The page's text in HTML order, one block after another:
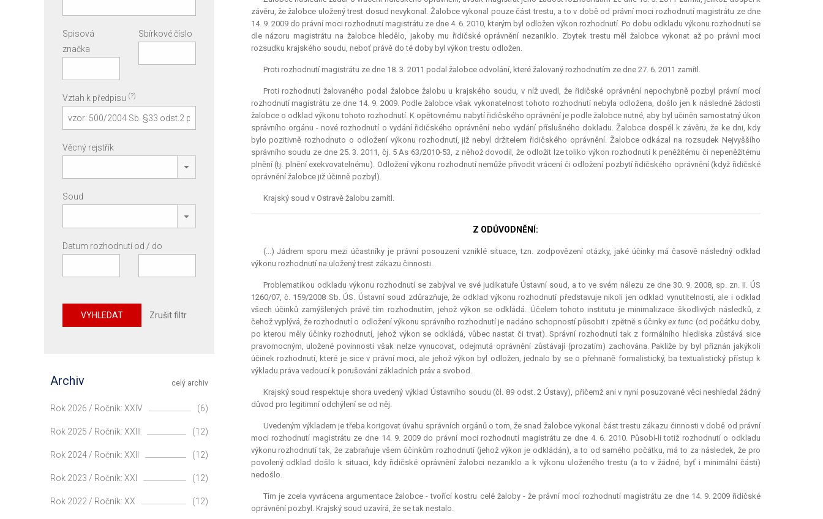
závěru, že žalobce uložený trest dosud nevykonal. Žalobce vykonal pouze část trestu, a to v době od právní moci rozhodnutí magistrátu ze dne
14. 9. 2009 do právní moci rozhodnutí magistrátu ze dne 4. 6. 2010, kterým byl odložen výkon rozhodnutí. Po dobu odkladu výkonu rozhodnutí se
dle názoru magistrátu na žalobce hledělo, jakoby mu řidičské oprávnění nezaniklo. Zbytek trestu měl žalobce vykonat až po právní moci
rozsudku krajského soudu, neboť právě do té doby byl výkon trestu odložen.
Proti rozhodnutí magistrátu ze dne 18. 3. 2011 podal žalobce odvolání, které žalovaný rozhodnutím ze dne 27. 6. 2011 zamítl.
Proti rozhodnutí žalovaného podal žalobce žalobu u krajského soudu, v níž uvedl, že řidičské oprávnění nepochybně pozbyl právní mocí
rozhodnutí magistrátu ze dne 14. 9. 2009. Podle žalobce však vykonatelnost tohoto rozhodnutí nebyla odložena, došlo jen k následné žádosti
žalobce o odklad výkonu tohoto rozhodnutí. K opětovnému nabytí řidičského oprávnění je podle žalobce nutné, aby byl učiněn samostatný úkon
správního orgánu - nové rozhodnutí o vydání řidičského oprávnění nebo vydání příslušného dokladu. Žalobce dospěl k závěru, že ke dni, kdy
bylo pozitivně rozhodnuto o odložení výkonu rozhodnutí, již nebyl držitelem řidičského oprávnění. Žalobce odkázal na rozsudek Nejvyššího
správního soudu ze dne 25. 3. 2011, čj. 5 As 63/2010-53, z něhož dovodil, že odložit lze toliko výkon rozhodnutí k peněžitému či nepeněžitému
plnění (tj. plnění exekvovatelnému). Odložení výkonu rozhodnutí nemůže přivodit vrácení či odložení pozbytí řidičského oprávnění (když řidičské
oprávnění žalobce již účinně pozbyl).
Krajský soud v Ostravě žalobu zamítl.
Z ODŮVODNĚNÍ:
(...) Jádrem sporu mezi účastníky je právní posouzení vzniklé situace, tzn. zodpovězení otázky, jaké účinky má časově následný odklad
výkonu rozhodnutí na uložený trest zákazu činnosti.
Problematikou odkladu výkonu rozhodnutí se zabýval ve své judikatuře Ústavní soud, a to ve svém nálezu ze dne 30. 9. 2008, sp. zn. II. ÚS
1260/07, č. 159/2008 Sb. ÚS. Ústavní soud zdůrazňuje, že odklad výkonu rozhodnutí představuje nikoli jen odklad vynutitelnosti, ale i odklad
všech účinků zamýšlených právě tím rozhodnutím, jehož výkon se odkládá. Účelem tohoto institutu je minimalizace škodlivých následků, z
čehož vyplývá, že rozhodnutí o odložení výkonu správního rozhodnutí je nadáno schopností působit i zpětně s účinkyex tunc (od počátku doby,
po kterou měly účinky rozhodnutí, jehož výkon se odkládá, vůbec nastat či trvat). Správní rozhodnutí tak z formálního hlediska zůstává sice
pravomocným, uložené povinnosti však nelze vynucovat, odejmutá oprávnění zůstávají (prozatím) zachována. Pakliže by byl přiznán jakýkoli
účinek rozhodnutí, které je sice v právní moci, ale jehož výkon byl odložen, jednalo by se o přehnaně formalistický, ba textualistický přístup k
výkladu práva vedoucí k porušování základních práv a svobod.
Krajský soud respektuje shora uvedený výklad Ústavního soudu (čl. 89 odst. 2 Ústavy), přičemž ani v nyní posuzované věci neshledal žádný
důvod pro legitimní odchýlení se od něj.
Uvedeným výkladem je třeba korigovat úvahu správních orgánů o tom, že snad žalobce vykonal část trestu zákazu činnosti v době od právní
moci rozhodnutí magistrátu ze dne 14. 9. 2009 do právní moci rozhodnutí magistrátu ze dne 4. 6. 2010. Působí-li totiž rozhodnutí o odkladu
výkonu rozhodnutí tak, že zabraňuje všem účinkům rozhodnutí (jehož výkon je odkládán), a to od samého počátku, má to za následek, že pro
povolený odklad došlo k situaci, kdy řidičské oprávnění žalobci nezaniklo a k výkonu uloženého trestu (a to v žádné, byť i minimální části)
nedošlo.
Tím je zcela vyvrácena argumentace žalobce - tvořící kostru celé žaloby - že právní mocí rozhodnutí magistrátu ze dne 14. 9. 2009 řidičské
oprávnění pozbyl. Krajský soud uzavírá, že se tak nestalo.
Spisová
značka
Sbírkové číslo
Vztah k předpisu (?)
Věcný rejstřík
Soud
Datum rozhodnutí od / do
VYHLEDAT Zrušit filtr
celý archiv
Archiv
Rok 2026 / Ročník: XXIV (6)
Rok 2025 / Ročník: XXIII (12)
Rok 2024 / Ročník: XXII (12)
Rok 2023 / Ročník: XXI (12)
Rok 2022 / Ročník: XX (12)